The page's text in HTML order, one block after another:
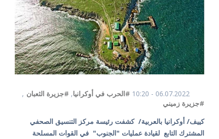
06.07.2022 - 10:20 #الحرب في أوكرانيا, #جزيرة الثعبان ,
#جزيرة زميني
كييف/ أوكرانيا بالعربية/ كشفت رئيسة مركز التنسيق الصحفي
المشترك التابع لقيادة عمليات "الجنوب" في القوات المسلحة